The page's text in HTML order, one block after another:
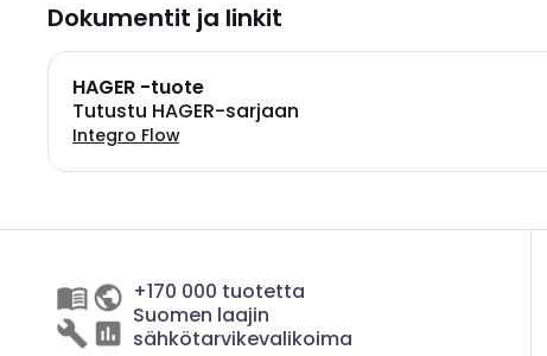
Dokumentit ja linkit
HAGER -tuote
Tutustu HAGER-sarjaan
Integro Flow
+170 000 tuotetta
Suomen laajin
sähkötarvikevalikoima